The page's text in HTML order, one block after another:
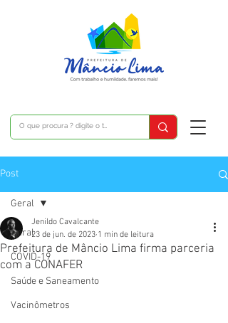
Post
Geral
COVID-19
Saúde e Saneamento
Vacinômetros
Geral
Prefeitura de Mâncio Lima firma parceria
com a CONAFER
Jenildo Cavalcante
23 de jun. de 2023 1 min de leitura